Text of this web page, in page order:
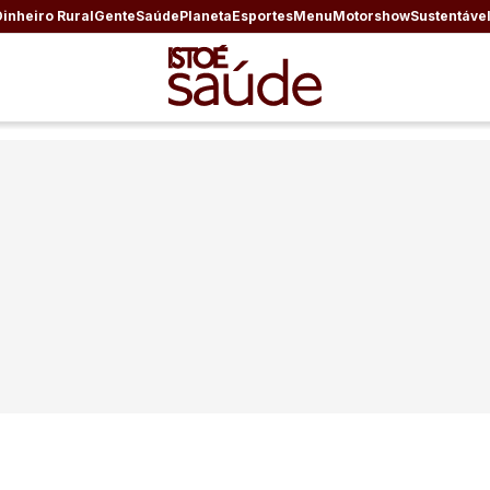
RuralGenteSaúdePlanetaEsportesMenuMotorshowSustentável